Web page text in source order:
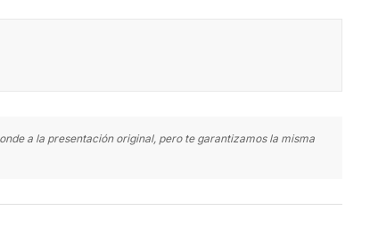
a la presentación original, pero te garantizamos la misma